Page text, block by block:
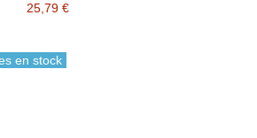
25,79 €
en stock